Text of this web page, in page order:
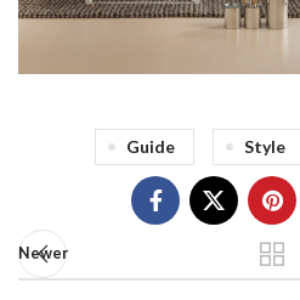
Guide Style
Newer